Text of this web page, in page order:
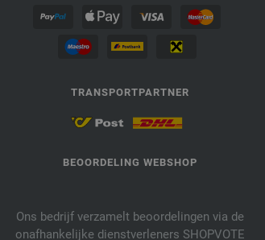
TRANSPORTPARTNER
BEOORDELING WEBSHOP
Ons bedrijf verzamelt beoordelingen via de
onafhankelijke dienstverleners SHOPVOTE